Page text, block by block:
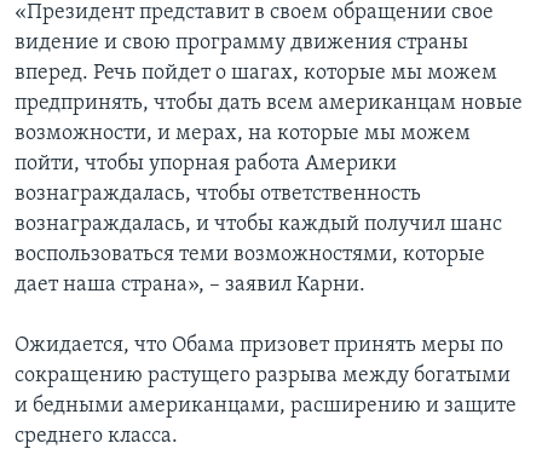
«Президент представит в своем обращении свое
видение и свою программу движения страны
вперед. Речь пойдет о шагах, которые мы можем
предпринять, чтобы дать всем американцам новые
возможности, и мерах, на которые мы можем
пойти, чтобы упорная работа Америки
вознаграждалась, чтобы ответственность
вознаграждалась, и чтобы каждый получил шанс
воспользоваться теми возможностями, которые
дает наша страна», – заявил Карни.
Ожидается, что Обама призовет принять меры по
сокращению растущего разрыва между богатыми
и бедными американцами, расширению и защите
среднего класса.